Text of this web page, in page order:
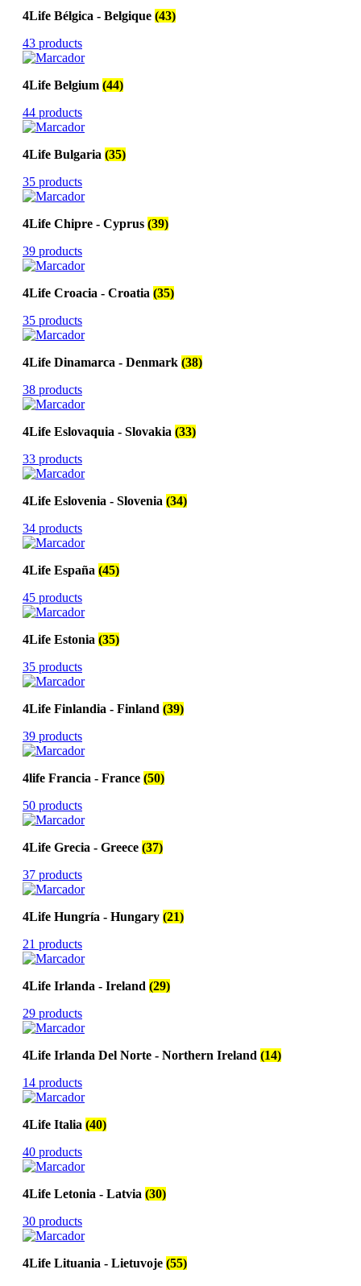
4Life Bélgica - Belgique (43)
43 products
4Life Belgium (44)
44 products
4Life Bulgaria (35)
35 products
4Life Chipre - Cyprus (39)
39 products
4Life Croacia - Croatia (35)
35 products
4Life Dinamarca - Denmark (38)
38 products
4Life Eslovaquia - Slovakia (33)
33 products
4Life Eslovenia - Slovenia (34)
34 products
4Life España (45)
45 products
4Life Estonia (35)
35 products
4Life Finlandia - Finland (39)
39 products
4life Francia - France (50)
50 products
4Life Grecia - Greece (37)
37 products
4Life Hungría - Hungary (21)
21 products
4Life Irlanda - Ireland (29)
29 products
4Life Irlanda Del Norte - Northern Ireland (14)
14 products
4Life Italia (40)
40 products
4Life Letonia - Latvia (30)
30 products
4Life Lituania - Lietuvoje (55)